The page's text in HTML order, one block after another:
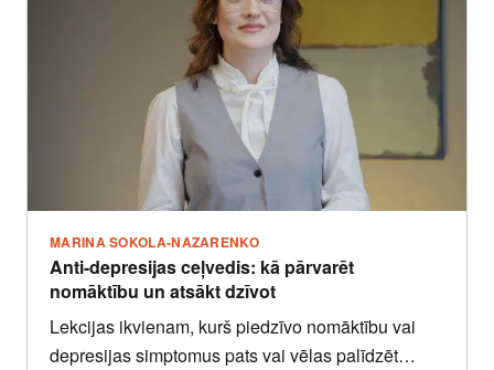
MARINA SOKOLA-NAZARENKO
Anti-depresijas ceļvedis: kā pārvarēt
nomāktību un atsākt dzīvot
Lekcijas ikvienam, kurš piedzīvo nomāktību vai
depresijas simptomus pats vai vēlas palīdzēt